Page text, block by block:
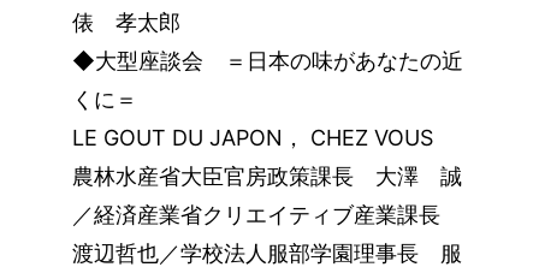
俵 孝太郎
◆大型座談会 ＝日本の味があなたの近
くに＝
LE GOUT DU JAPON， CHEZ VOUS
農林水産省大臣官房政策課長 大澤 誠
／経済産業省クリエイティブ産業課長
渡辺哲也／学校法人服部学園理事長 服